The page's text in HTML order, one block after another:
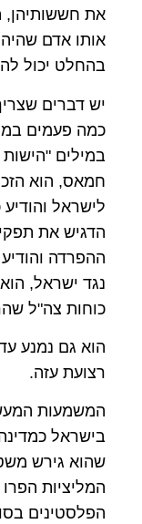
את חששותיהן,
אותו אדם
בהחלט יכול
יש דברים
כמה פעמים
במילים
חמאס, הוא
לישראל
הדגיש את
ההפרדה והודיע
נגד ישראל,
כוחות צה"ל
הוא גם נמנע
רצועת עזה.
המשמעות
בישראל
שהוא גירש
המליציות
הפלסטינים